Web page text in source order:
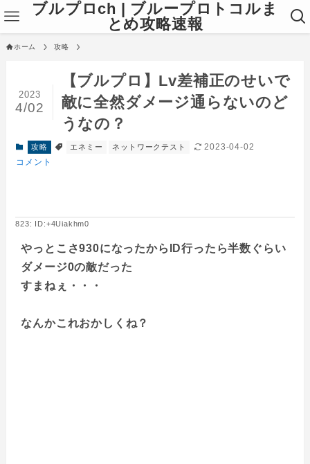
ブルプロch | ブループロトコルま
とめ攻略速報
ホーム 攻略
【ブルプロ】Lv差補正のせいで
敵に全然ダメージ通らないのど
うなの？
2023
4/02
攻略 エネミー ネットワークテスト
2023-04-02
コメント
823: ID:+4Uiakhm0
やっとこさ930になったからID行ったら半数ぐらい
ダメージ0の敵だった
すまねぇ・・・
なんかこれおかしくね？